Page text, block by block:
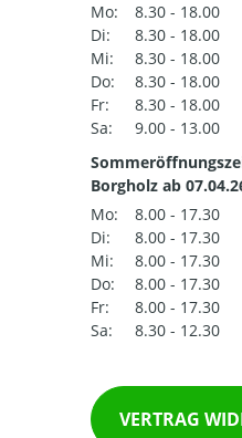
Mo:
8.30 - 18.00
Di:
8.30 - 18.00
Mi:
8.30 - 18.00
Do:
8.30 - 18.00
Fr:
8.30 - 18.00
Sa:
9.00 - 13.00
Borgholz ab
Mo:
8.00 - 17.30
Di:
8.00 - 17.30
Mi:
8.00 - 17.30
Do:
8.00 - 17.30
Fr:
8.00 - 17.30
Sa:
8.30 - 12.30
VERTRAG